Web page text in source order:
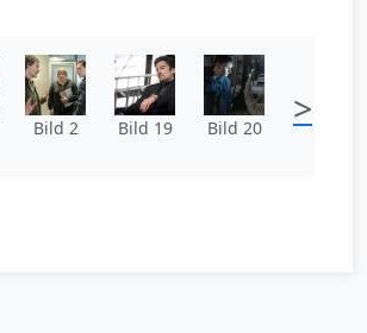
Bild 2 Bild 19 Bild 20 >